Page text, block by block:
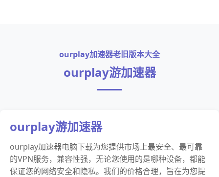
ourplay加速器老旧版本大全
ourplay游加速器
ourplay游加速器
ourplay加速器电脑下载为您提供市场上最安全、最可靠
的VPN服务，兼容性强，无论您使用的是哪种设备，都能
保证您的网络安全和隐私。我们的价格合理，旨在为您提